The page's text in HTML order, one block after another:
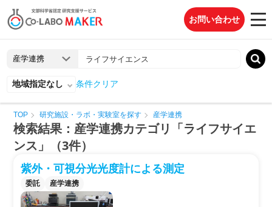
お問い合わせ
地域指定なし 条件クリア
TOP 研究施設・ラボ・実験室を探す 産学連携
検索結果：産学連携カテゴリ「ライフサイエ
ンス」（3件）
紫外・可視分光光度計による測定
委託 産学連携